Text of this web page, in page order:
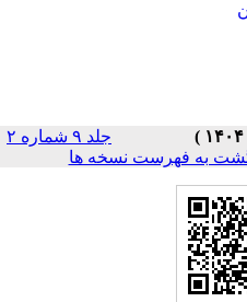
جلد ۹ شماره ۲
نسخه ها